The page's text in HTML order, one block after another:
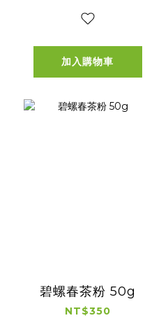
加入購物車
碧螺春茶粉 50g
NT$350